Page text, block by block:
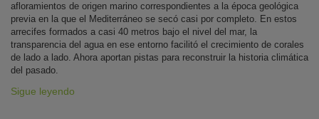
afloramientos de origen marino correspondientes a la época geológica
previa en la que el Mediterráneo se secó casi por completo. En estos
arrecifes formados a casi 40 metros bajo el nivel del mar, la
transparencia del agua en ese entorno facilitó el crecimiento de corales
de lado a lado. Ahora aportan pistas para reconstruir la historia climática
del pasado.
Sigue leyendo